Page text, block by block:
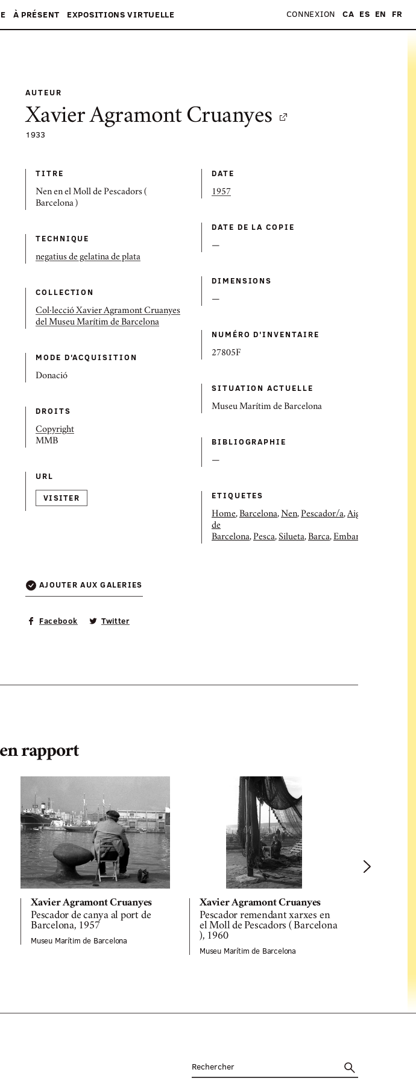
À PRÉSENT EXPOSITIONS VIRTUELLE CONNEXION CA ES EN FR
AUTEUR
Xavier Agramont Cruanyes
1933
TITRE
Nen en el Moll de Pescadors (
Barcelona )
DATE
1957
DATE DE LA COPIE
—
TECHNIQUE
negatius de gelatina de plata
DIMENSIONS
—
COLLECTION
Col·lecció Xavier Agramont Cruanyes
del Museu Marítim de Barcelona
NUMÉRO D'INVENTAIRE
27805F
MODE D'ACQUISITION
Donació
SITUATION ACTUELLE
Museu Marítim de Barcelona
DROITS
Copyright
MMB
BIBLIOGRAPHIE
—
URL
VISITER
ETIQUETES
Home, Barcelona, Nen, Pescador/a, Aigua
de
Barcelona, Pesca, Silueta, Barca, Embarcació
AJOUTER AUX GALERIES
Facebook Twitter
rapport
Xavier Agramont Cruanyes
Pescador de canya al port de
Barcelona, 1957
Museu Marítim de Barcelona
Xavier Agramont Cruanyes
Pescador remendant xarxes en
el Moll de Pescadors ( Barcelona
), 1960
Museu Marítim de Barcelona